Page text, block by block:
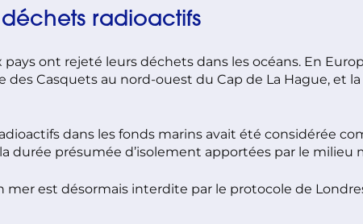
déchets radioactifs
ont rejeté leurs déchets dans les océans. En
des Casquets au nord-ouest du Cap de La Hague, et
dans les fonds marins avait été considérée
durée présumée d’isolement apportées par le milieu
mer est désormais interdite par le protocole de